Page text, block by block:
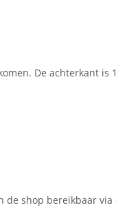
De achterkant is
de shop bereikbaar via